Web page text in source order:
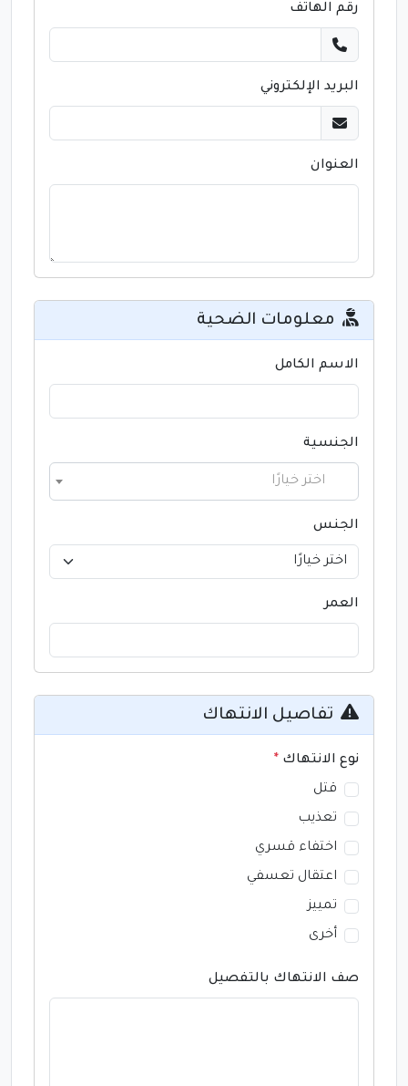
رقم الهاتف
البريد الإلكتروني
العنوان
معلومات الضحية
الاسم الكامل
الجنسية
اختر خيارًا
الجنس
العمر
تفاصيل الانتهاك
نوع الانتهاك *
قتل
تعذيب
اختفاء قسري
اعتقال تعسفي
تمييز
أخرى
صف الانتهاك بالتفصيل